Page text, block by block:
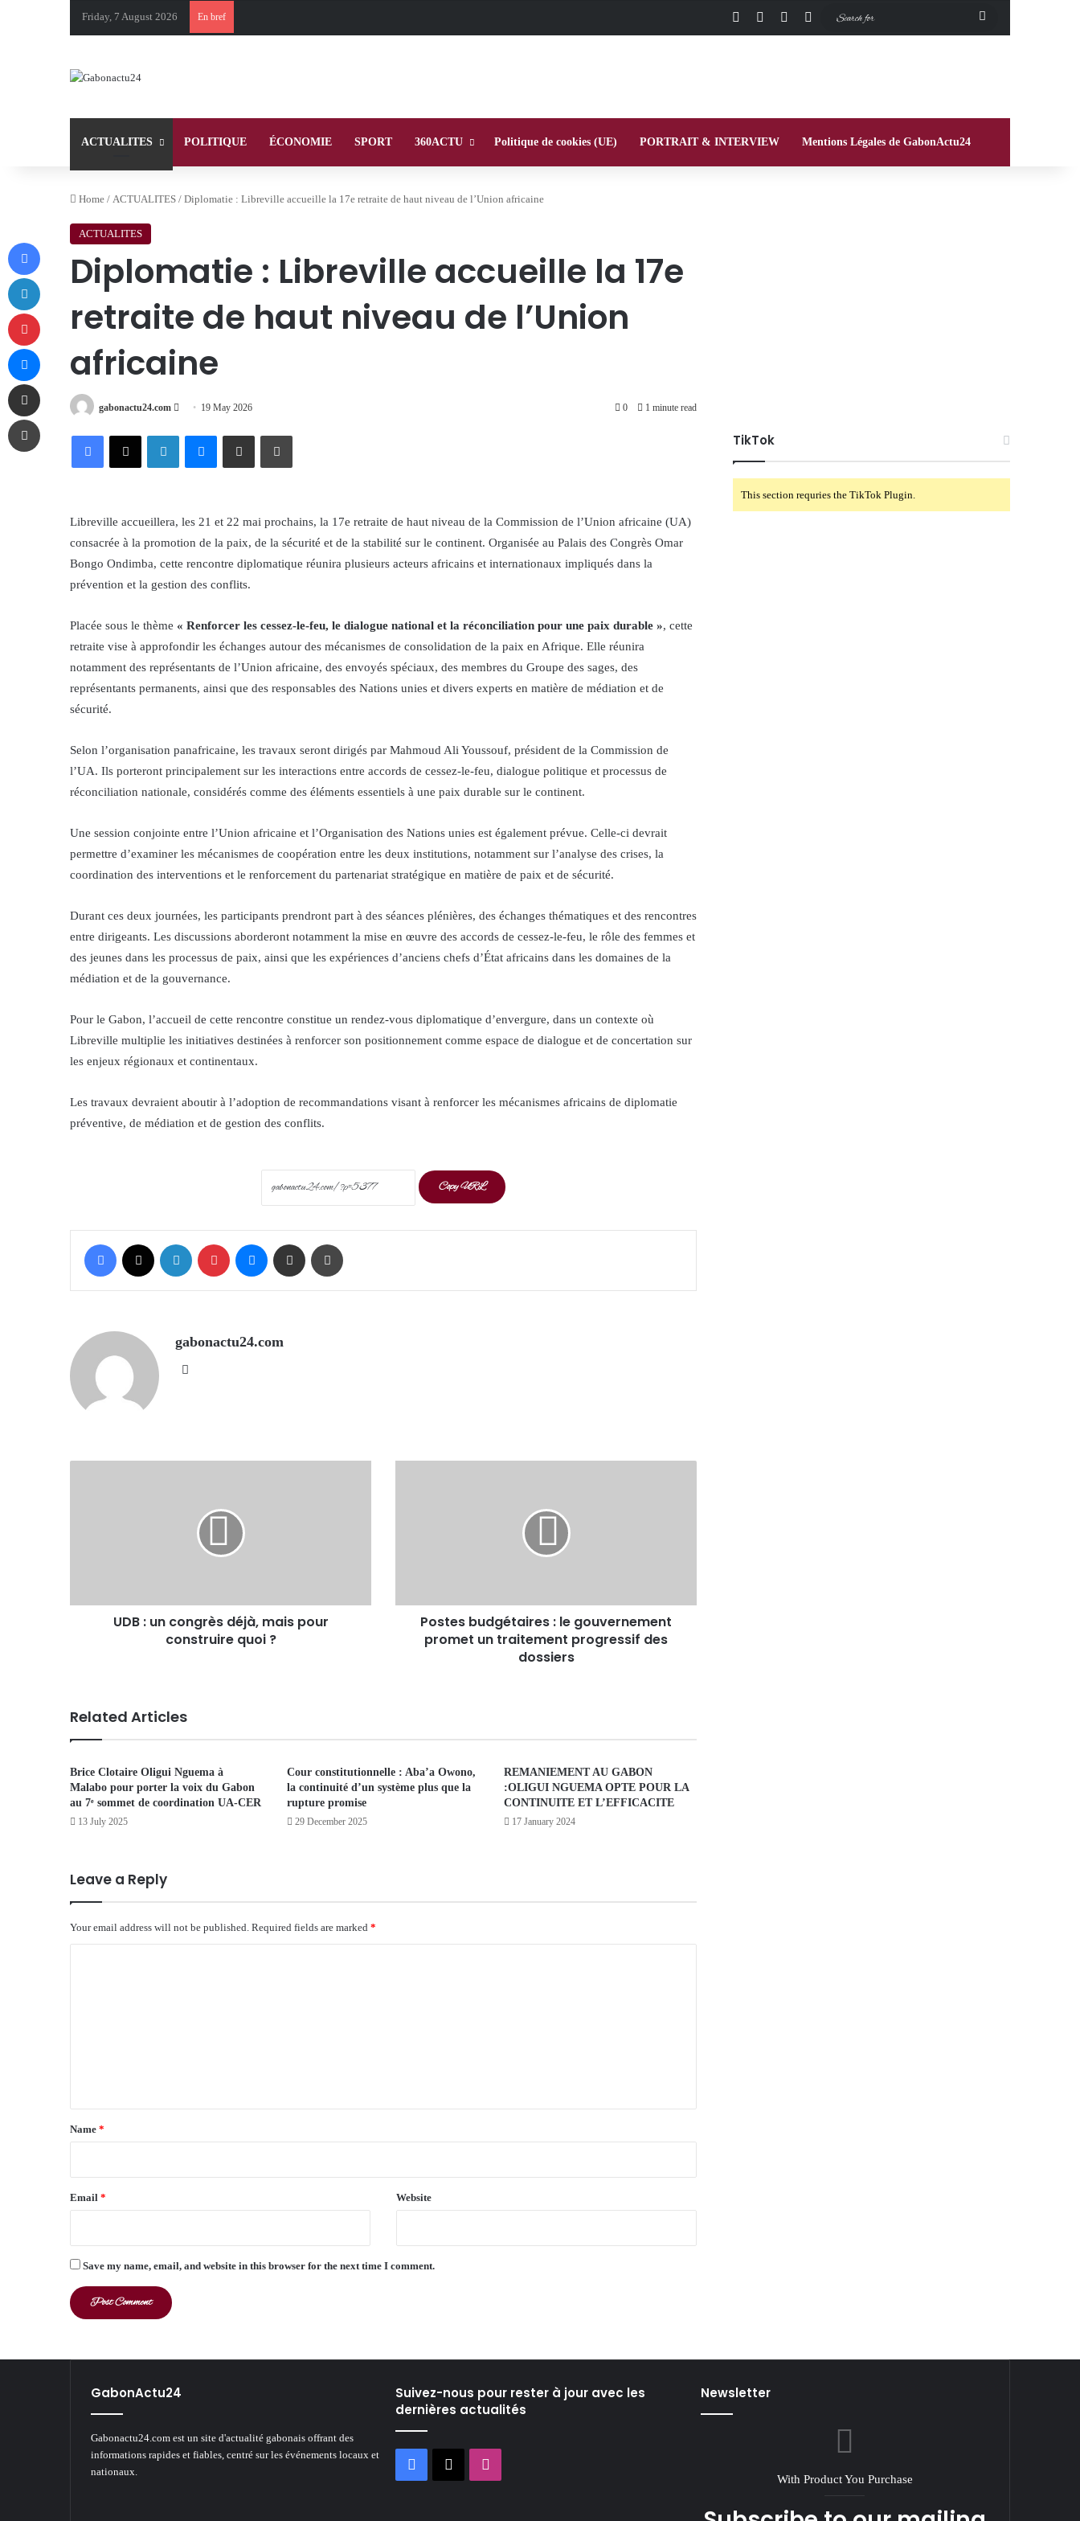
Friday, 7 August 2026 En bref Facebook InstagramSwitch skin
ACTUALITES POLITIQUE ÉCONOMIE SPORT 360ACTU Politique de cookies (UE) PORTRAIT & INTERVIEW Mentions Légales de GabonActu24
Home / ACTUALITES / Diplomatie : Libreville accueille la 17e retraite de haut niveau de l’Union africaine
ACTUALITES
Diplomatie : Libreville accueille la 17e
retraite de haut niveau de l’Union
africaine
gabonactu24.com
Send 19 May 2026 0 1 minute read
FacebookX LinkedInMessengerShare via Email Print
Libreville accueillera, les 21 et 22 mai prochains, la 17e retraite de haut niveau de la Commission de l’Union africaine (UA)
consacrée à la promotion de la paix, de la sécurité et de la stabilité sur le continent. Organisée au Palais des Congrès Omar
Bongo Ondimba, cette rencontre diplomatique réunira plusieurs acteurs africains et internationaux impliqués dans la
prévention et la gestion des conflits.
Placée sous le thème « Renforcer les cessez-le-feu, le dialogue national et la réconciliation pour une paix durable », cette
retraite vise à approfondir les échanges autour des mécanismes de consolidation de la paix en Afrique. Elle réunira
notamment des représentants de l’Union africaine, des envoyés spéciaux, des membres du Groupe des sages, des
représentants permanents, ainsi que des responsables des Nations unies et divers experts en matière de médiation et de
sécurité.
Selon l’organisation panafricaine, les travaux seront dirigés par Mahmoud Ali Youssouf, président de la Commission de
l’UA. Ils porteront principalement sur les interactions entre accords de cessez-le-feu, dialogue politique et processus de
réconciliation nationale, considérés comme des éléments essentiels à une paix durable sur le continent.
Une session conjointe entre l’Union africaine et l’Organisation des Nations unies est également prévue. Celle-ci devrait
permettre d’examiner les mécanismes de coopération entre les deux institutions, notamment sur l’analyse des crises, la
coordination des interventions et le renforcement du partenariat stratégique en matière de paix et de sécurité.
Durant ces deux journées, les participants prendront part à des séances plénières, des échanges thématiques et des rencontres
entre dirigeants. Les discussions aborderont notamment la mise en œuvre des accords de cessez-le-feu, le rôle des femmes et
des jeunes dans les processus de paix, ainsi que les expériences d’anciens chefs d’État africains dans les domaines de la
médiation et de la gouvernance.
Pour le Gabon, l’accueil de cette rencontre constitue un rendez-vous diplomatique d’envergure, dans un contexte où
Libreville multiplie les initiatives destinées à renforcer son positionnement comme espace de dialogue et de concertation sur
les enjeux régionaux et continentaux.
Les travaux devraient aboutir à l’adoption de recommandations visant à renforcer les mécanismes africains de diplomatie
préventive, de médiation et de gestion des conflits.
Copy URL
Facebook LinkedIn Pinterest Messenger Share via Email
gabonactu24.com
UDB : un congrès déjà, mais pour
construire quoi ?
Postes budgétaires : le gouvernement
promet un traitement progressif des
dossiers
Related Articles
Brice Clotaire Oligui Nguema à
Malabo pour porter la voix du Gabon
au 7ᵉ sommet de coordination UA-CER
13 July 2025
Cour constitutionnelle : Aba’a Owono,
la continuité d’un système plus que la
rupture promise
29 December 2025
REMANIEMENT AU GABON
:OLIGUI NGUEMA OPTE POUR LA
CONTINUITE ET L’EFFICACITE
17 January 2024
Leave a Reply
Your email address will not be published. Required fields are marked *
*
Name *
Email * Website
Save my name, email, and website in this browser for the next time I comment.
TikTok
This section requries the TikTok Plugin.
GabonActu24
Gabonactu24.com est un site d'actualité gabonais offrant des
informations rapides et fiables, centré sur les événements locaux et
nationaux.
Suivez-nous pour rester à jour avec les
dernières actualités
Facebook
X
Newsletter
With Product You Purchase
Facebook
LinkedIn
Pinterest